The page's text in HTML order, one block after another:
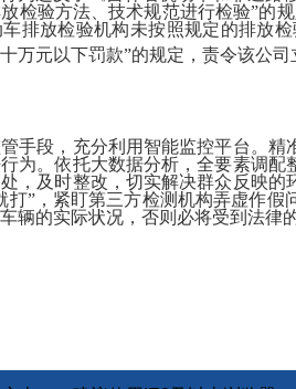
检验方法、技术规范进行检验”的
排放检验机构未按照规定的排放
万元以下罚款”的规定，责令该公
段，充分利用智能监控平台。精
为。依托大数据分析，全要素调
，及时整改，切实解决群众反映
打”，紧盯第三方检测机构弄虚作
辆的实际状况，否则必将受到法律